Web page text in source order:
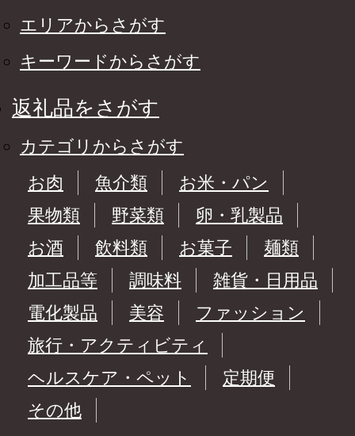
エリアからさがす
キーワードからさがす
返礼品をさがす
カテゴリからさがす
お肉
魚介類
お米・パン
果物類
野菜類
卵・乳製品
お酒
飲料類 お菓子
麺類
加工品等
調味料
雑貨・日用品
電化製品
美容
ファッション
旅行・アクティビティ
ヘルスケア・ペット
定期便
その他